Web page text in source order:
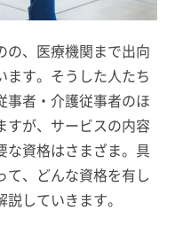
の、医療機関まで出向
ます。そうした人たち
事者・介護従事者のほ
すが、サービスの内容
な資格はさまざま。具
て、どんな資格を有し
していきます。